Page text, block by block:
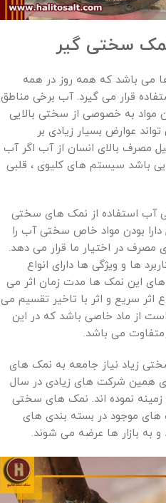
سختی گیر
می باشد که همه روز در همه
قرار می گیرد. آب برخی مناطق
مواد به خصوصی از سختی بالایی
عوارض بسیار زیادی بر
مصرف بالای انسان از آب اگر آب
باشد سیستم های کلیوی ، قلبی
آب استفاده از نمک های سختی
بودن مواد خاص سختی آب را
در اختیار ما قرار می دهد.
ها و ویژگی ها دارای انواع
های این نمک ها مدت زمان اثر می
سریع و اثر با تاخیر تقسیم می
از ماد خاصی باشد که در این
می باشد.
زیاد نیاز جامعه به نمک های
همین شرکت های زیادی در سال
نموده اند. نمک های سختی
های موجود در بسته بندی های
و به بازار ها عرضه می شوند.